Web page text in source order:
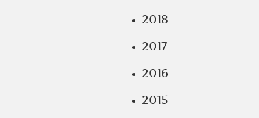
2018
2017
2016
2015